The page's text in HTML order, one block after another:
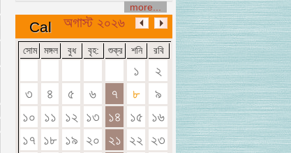
more...
Cal অগাস্ট ২০২৬
সোম মঙ্গল বুধ বৃহ: শুক্র শনি রবি
১
২
৩
৪ ৫ ৬ ৭ ৮
৯
১০
১১ ১২ ১৩ ১৪ ১৫
১৬
১৭ ১৮ ১৯ ২০ ২১ ২২
২৩